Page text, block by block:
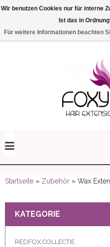
150 gram)
Startseite » Zubehör » Wax
KATEGORIE
REDFOX COLLECTIE
Wir benutzen Cookies nur für interne
Ist das in
Für weitere Informationen beachten